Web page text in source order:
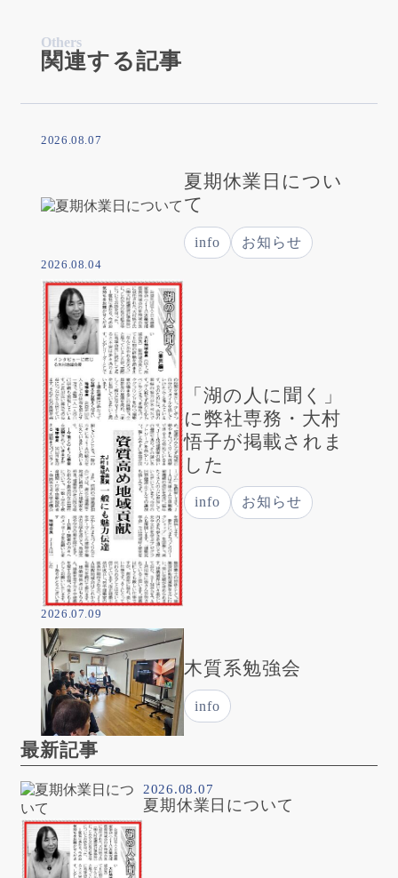
Others
関連する記事
2026.08.07
夏期休業日につい
て
info お知らせ
2026.08.04
「湖の人に聞く」
に弊社専務・大村
悟子が掲載されま
した
info お知らせ
2026.07.09
木質系勉強会
info
最新記事
2026.08.07
夏期休業日について